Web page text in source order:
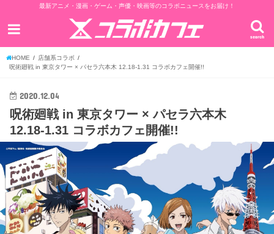
最新アニメ・漫画・ゲーム・声優・映画等のコラボニュースをお届け！
search
HOME
店舗系コラボ
呪術廻戦 in 東京タワー × パセラ六本木 12.18-1.31 コラボカフェ開催!!
2020.12.04
呪術廻戦 in 東京タワー × パセラ六本木
12.18-1.31 コラボカフェ開催!!